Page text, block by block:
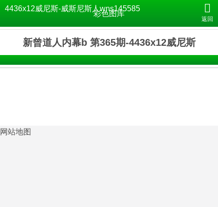
4436x12威尼斯-威斯尼斯人wns145585
彩色图库
返回
新曾道人内幕b 第365期-4436x12威尼斯
网站地图